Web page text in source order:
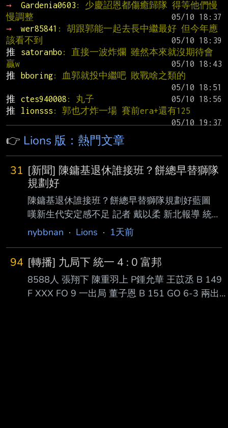
→
Gardenia0603 : 少慶詔恩都傷癒歸隊 得等他們慢
慢調整
→
wer85841 : 胡跟郭能一起去長中繼最好 但今年應
該看不到
推
satoranbo : 直接一波炸爛 雖然本來就沒期待會
贏w
推
bboring: 血郭就投中繼吧 敗戰啥之類的
推
ctes940008 : 丸子
推
lionsss : 郭也才炸一場 賽前era+還有125
👉 Lions 版：熱門文章
31 [新聞] 陳鏞基退休誰接班？餅總早替獅隊
規劃好
陳鏞基退休誰接班？餅總早替獅隊規劃好藍圖
嘆新生代安定感不足 記者 戴以柔 新北報導 統一
獅資深選手陳鏞基本季結束後確定引退，總教練
有替獅隊找到以新生代為核心的陣型，無奈選手
似乎都還沒打出預期身手。 在陳鏞基今年退休
後，隊上幾乎沒有老將坐鎮，但餅總認為球隊並
非沒有超前部署，「我不 敢說今年鏞基退休
nybbnan · Lions · 1天前
94 [轉播] 九局下 統一 4 : 0 富邦
8588人 張翔下 陳重羽上 P鍾允華 王苡丞 B 149
F XXX FO 9 一出局 董子恩 B 151 GO 6-3 兩出